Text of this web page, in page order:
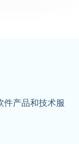
件产品和技术服